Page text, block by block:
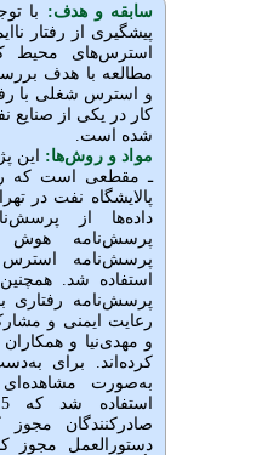
با توجه به اینکه هوش
از رفتار ناایمن و نحوه برخورد
محیط کار نقش مهمی
با هدف بررسی ارتباط میان هوش
شغلی با رفتار ایمنی
این پژوهش از نوع توصیفی
ـ مقطعی است که روی 300 نفر
نفت در تهران انجام شد. برای
از پرسش‌نامه اطلاعات
هوش هیجانی سیبریا
استرس شغلی پارکر و
شد. همچنین برای بررسی رفتار
پرسش‌نامه رفتاری با 23 سؤال
و مشارکت ایمنی را بررسی
و همکاران آن را طراحی و
برای به‌دست آوردن درصد
مشاهده‌ای از یک چک‌لیست
استفاده شد که 5 مورد از
مجوز کار را می‌سنجید
مجوز کار و در حوادث